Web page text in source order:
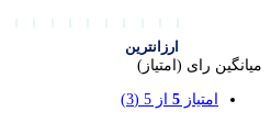
ارزانترین
میانگین رای (امتیاز)
امتیاز 5 از 5 (3)